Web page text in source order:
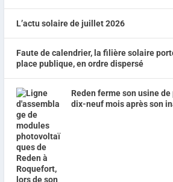
L’actu solaire de juillet 2026
Faute de calendrier, la filière solaire
place publique, en ordre dispersé
Reden ferme son usine
dix-neuf mois après son